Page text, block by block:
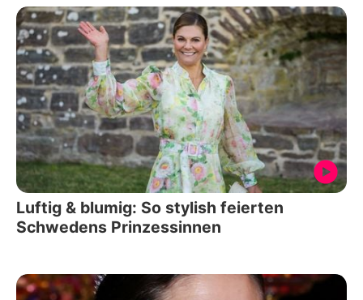
Luftig & blumig: So stylish feierten
Schwedens Prinzessinnen